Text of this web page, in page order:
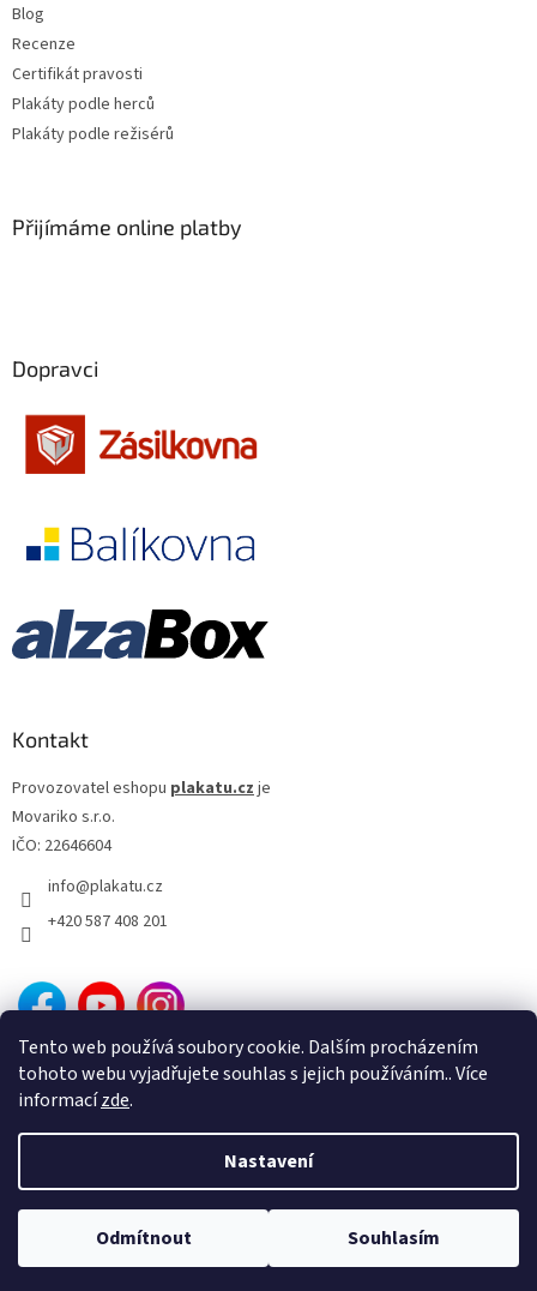
Tento web používá soubory cookie. Dalším procházením
tohoto webu vyjadřujete souhlas s jejich používáním.. Více
informacízde.
Nastavení
Odmítnout Souhlasím
Blog
Recenze
Certifikát pravosti
Plakáty podle herců
Plakáty podle režisérů
Přijímáme online platby
Dopravci
Kontakt
Provozovatel eshopu plakatu.czje
Movariko s.r.o.
IČO: 22646604
info@plakatu.cz
+420 587 408 201
Vytvořil Shoptet
Copyright 2026Plakatu.cz . Všechna práva vyhrazena.
Sleva 100 Kč
na první
nákup?
ANO NE